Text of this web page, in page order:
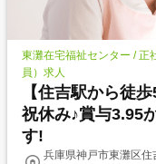
東灘在宅福祉センター / 正
員）求人
【住吉駅から徒
祝休み♪賞与3.95
す!
兵庫県神戸市東灘区